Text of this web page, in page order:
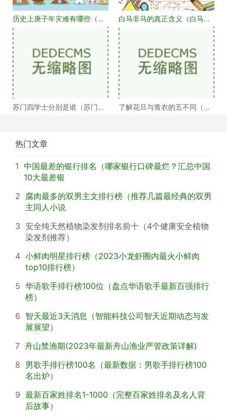
历史上庚子年灾难有哪些（庚
子年大事记盘点）
白马非马的真正含义（白马非
马何解）
苏门四学士分别是谁（苏门四
了解花旦与青衣的五不同（浅
热门文章
1 中国最差的银行排名（哪家银行口碑最烂？汇总中国
10大最差银
2 腐肉最多的双男主文排行榜（推荐几篇最经典的双男
主同人小说
3 安全纯天然植物染发剂排名前十（4个健康安全植物
染发剂推荐）
4 小鲜肉明星排行榜（2023小龙虾圈内最火小鲜肉
top10排行榜）
5 华语歌手排行榜100位（盘点华语歌手最新百强排行
榜）
6 智天最近3天消息（智能科技公司智天近期动态与发
展展望）
7 舟山禁渔期(2023年最新舟山渔业严管政策详解)
8 男歌手排行榜100名（最新数据：男歌手排行榜100
名出炉）
9 最新百家姓排名1-1000（完整百家姓排名及名人背
后故事）